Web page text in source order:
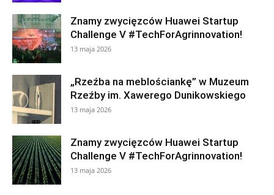
Znamy zwycięzców Huawei Startup
Challenge V #TechForAgrinnovation!
13 maja 2026
„Rzeźba na meblościankę” w Muzeum
Rzeźby im. Xawerego Dunikowskiego
13 maja 2026
Znamy zwycięzców Huawei Startup
Challenge V #TechForAgrinnovation!
13 maja 2026